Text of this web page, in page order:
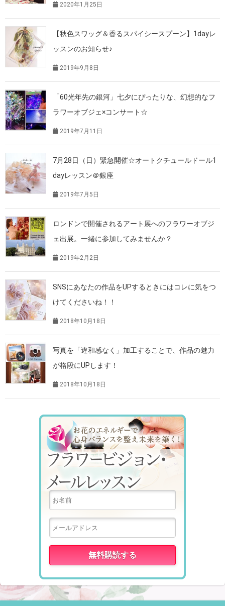
2020年1月25日
【秋色スワッグ＆香るスパイシースプーン】1dayレ
ッスンのお知らせ♪
2019年9月8日
「60光年先の銀河」七夕にぴったりな、幻想的なフ
ラワーオブジェ×コンサート☆
2019年7月11日
7月28日（日）緊急開催☆オートクチュールドール1
dayレッスン＠銀座
2019年7月5日
ロンドンで開催されるアート展へのフラワーオブジ
ェ出展。一緒に参加してみませんか？
2019年2月2日
SNSにあなたの作品をUPするときにはコレに気をつ
けてくださいね！！
2018年10月18日
写真を「違和感なく」加工することで、作品の魅力
が格段にUPします！
2018年10月18日